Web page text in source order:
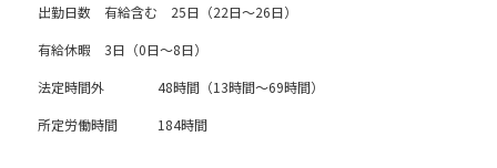
出勤日数 有給含む 25日（22日～26日）
有給休暇 3日（0日～8日）
法定時間外 48時間（13時間～69時間）
所定労働時間 184時間